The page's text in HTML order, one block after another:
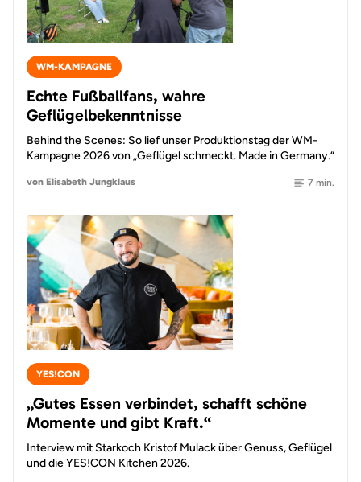
WM-KAMPAGNE
Echte Fußballfans, wahre
Geflügelbekenntnisse
Behind the Scenes: So lief unser Produktionstag der WM-
Kampagne 2026 von „Geflügel schmeckt. Made in Germany.“
von Elisabeth Jungklaus 7 min.
YES!CON
„Gutes Essen verbindet, schafft schöne
Momente und gibt Kraft.“
Interview mit Starkoch Kristof Mulack über Genuss, Geflügel
und die YES!CON Kitchen 2026.